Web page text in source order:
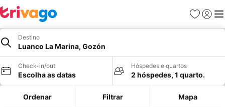
Favoritos
Iniciar
Destino
Luanco La Marina, Gozón
Check-in/out
Escolha as datas
Hóspedes e quartos
2 hóspedes, 1 quarto.
Ordenar Filtrar Mapa